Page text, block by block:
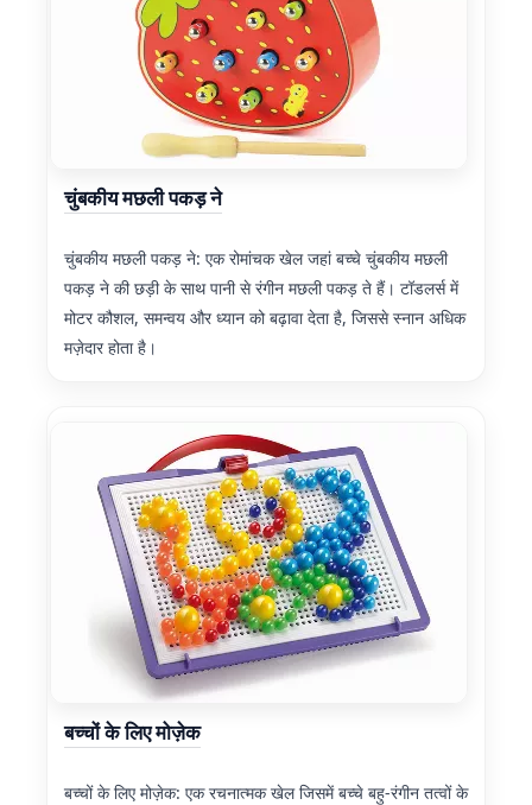
चुंबकीय मछली पकड़ ने
चुंबकीय मछली पकड़ ने: एक रोमांचक खेल जहां बच्चे चुंबकीय मछली
पकड़ ने की छड़ी के साथ पानी से रंगीन मछली पकड़ ते हैं। टॉडलर्स में
मोटर कौशल, समन्वय और ध्यान को बढ़ावा देता है, जिससे स्नान अधिक
मज़ेदार होता है।
बच्चों के लिए मोज़ेक
बच्चों के लिए मोज़ेक: एक रचनात्मक खेल जिसमें बच्चे बहु-रंगीन तत्वों के